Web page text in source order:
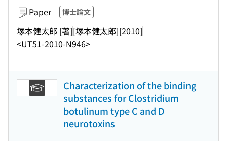
Paper 博士論文
塚本健太郎 [著][塚本健太郎][2010]
<UT51-2010-N946>
Characterization of the binding
substances for Clostridium
botulinum type C and D
neurotoxins